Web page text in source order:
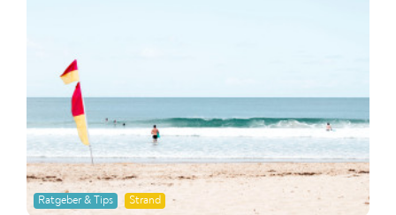
Ratgeber & Tips Strand